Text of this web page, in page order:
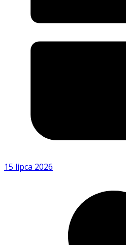
15 lipca 2026